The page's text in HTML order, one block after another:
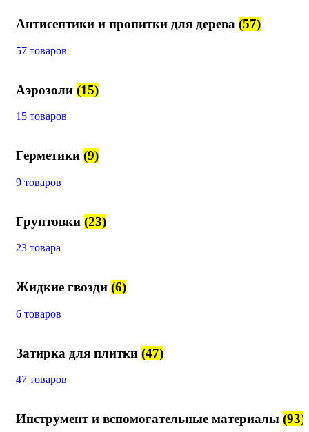
Антисептики и пропитки для дерева (57)
57 товаров
Аэрозоли (15)
15 товаров
Герметики (9)
9 товаров
Грунтовки (23)
23 товара
Жидкие гвозди (6)
6 товаров
Затирка для плитки (47)
47 товаров
Инструмент и вспомогательные материалы (93)